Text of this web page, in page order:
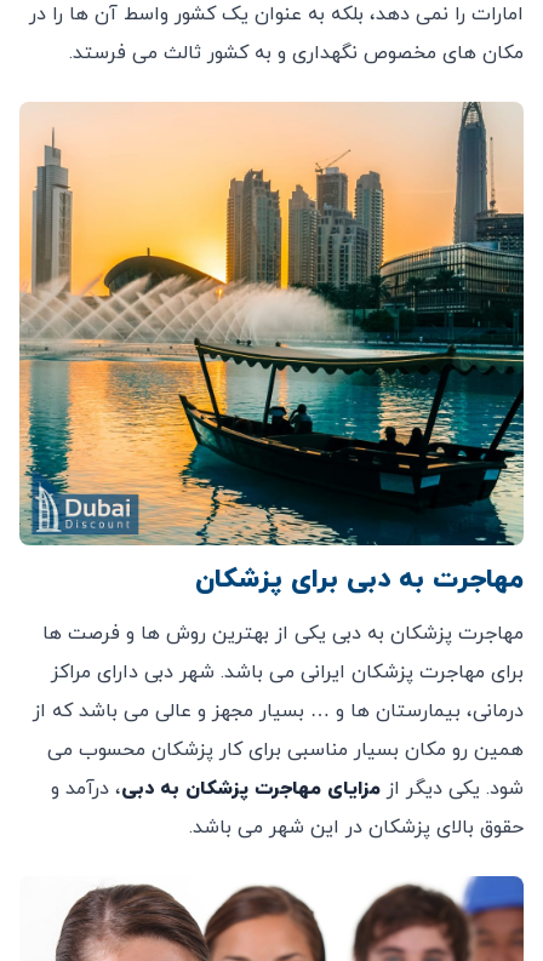
امارات را نمی دهد، بلکه به عنوان یک کشور واسط آن ها را در
مکان های مخصوص نگهداری و به کشور ثالث می فرستد.
مهاجرت به دبی برای پزشکان
مهاجرت پزشکان به دبی یکی از بهترین روش ها و فرصت ها
برای مهاجرت پزشکان ایرانی می باشد. شهر دبی دارای مراکز
درمانی، بیمارستان ها و … بسیار مجهز و عالی می باشد که از
همین رو مکان بسیار مناسبی برای کار پزشکان محسوب می
شود. یکی دیگر از مزایای مهاجرت پزشکان به دبی، درآمد و
حقوق بالای پزشکان در این شهر می باشد.